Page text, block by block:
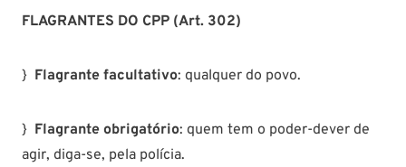
FLAGRANTES DO CPP (Art. 302)
} Flagrante facultativo: qualquer do povo.
} Flagrante obrigatório: quem tem o poder-dever de
agir, diga-se, pela polícia.